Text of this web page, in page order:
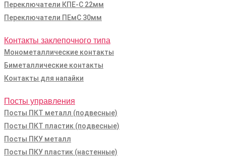
Переключатели КПЕ-С 22мм
Переключатели ПЕмС 30мм
Контакты заклепочного типа
Монометаллические контакты
Биметаллические контакты
Контакты для напайки
Посты управления
Посты ПКТ металл (подвесные)
Посты ПКТ пластик (подвесные)
Посты ПКУ металл
Посты ПКУ пластик (настенные)